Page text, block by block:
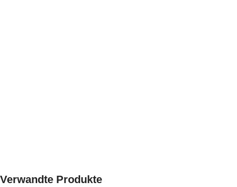
Verwandte Produkte